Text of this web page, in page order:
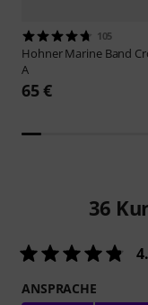
105
HohnerMarine Band
A
65 €
36
ANSPRACHE